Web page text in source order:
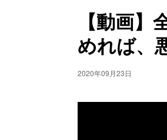
【動画
めれば、
2020年09月23日